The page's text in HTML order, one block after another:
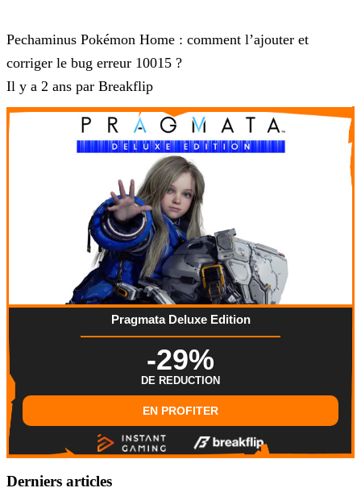
Pechaminus Pokémon Home : comment l’ajouter et
corriger le bug erreur 10015 ?
Il y a 2 ans par Breakflip
Pragmata Deluxe Edition
-29%
DE REDUCTION
EN PROFITER
Derniers articles